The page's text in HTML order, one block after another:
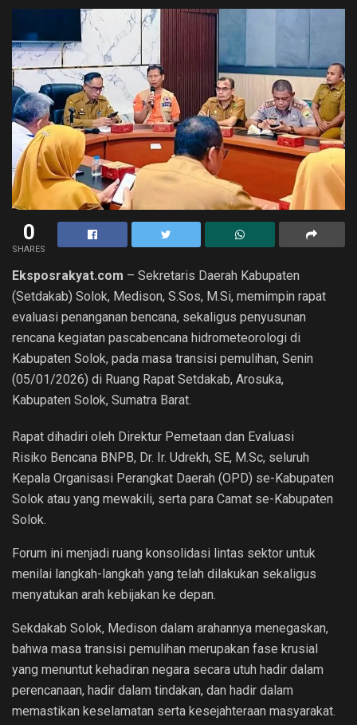
0
SHARES
Eksposrakyat.com – Sekretaris Daerah Kabupaten
(Setdakab) Solok, Medison, S.Sos, M.Si, memimpin rapat
evaluasi penanganan bencana, sekaligus penyusunan
rencana kegiatan pascabencana hidrometeorologi di
Kabupaten Solok, pada masa transisi pemulihan, Senin
(05/01/2026) di Ruang Rapat Setdakab, Arosuka,
Kabupaten Solok, Sumatra Barat.
Rapat dihadiri oleh Direktur Pemetaan dan Evaluasi
Risiko Bencana BNPB, Dr. Ir. Udrekh, SE, M.Sc, seluruh
Kepala Organisasi Perangkat Daerah (OPD) se-Kabupaten
Solok atau yang mewakili, serta para Camat se-Kabupaten
Solok.
Forum ini menjadi ruang konsolidasi lintas sektor untuk
menilai langkah-langkah yang telah dilakukan sekaligus
menyatukan arah kebijakan ke depan.
Sekdakab Solok, Medison dalam arahannya menegaskan,
bahwa masa transisi pemulihan merupakan fase krusial
yang menuntut kehadiran negara secara utuh hadir dalam
perencanaan, hadir dalam tindakan, dan hadir dalam
memastikan keselamatan serta kesejahteraan masyarakat.